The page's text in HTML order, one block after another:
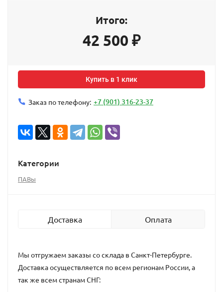
Итого:
42 500 ₽
Купить в 1 клик
Заказ по телефону: +7 (901) 316-23-37
Категории
ПАВы
Доставка Оплата
Мы отгружаем заказы со склада в Санкт-Петербурге.
Доставка осуществляется по всем регионам России, а
так же всем странам СНГ: